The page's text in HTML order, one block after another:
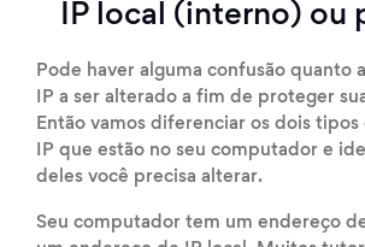
IP local (interno) ou
Pode haver alguma confusão quanto
IP a ser alterado a fim de proteger
Então vamos diferenciar os dois
IP que estão no seu computador e
deles você precisa alterar.
Seu computador tem um endereço